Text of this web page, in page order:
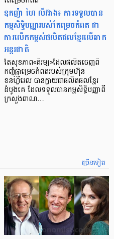
ឧកញ៉ា ហៃ លីអ៊ាង៖ ការទទួលបាន
កម្មសិទ្ធិបញ្ញារបស់តែម្រេចកំពត ជា
ការលើកកម្ពស់ផលិតផលខ្មែរលើឆាក
អន្តរជាតិ
តែសុខភាព«គីរម្យ»ដែលផលិតចេញពី
កញ្ចុំផ្កាម្រេចកំពតរបស់ក្រុមហ៊ុន
ខនហ្វីរេល បានក្លាយជាផលិតផលខ្មែរ
ដំបូងគេ ដែលទទួលបានកម្មសិទ្ធិបញ្ញាពី
ក្រសួងពាណ…
ច្រើនទៀត